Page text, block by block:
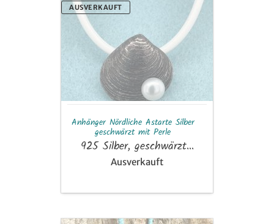
Anhänger
Nördliche
Astarte
Silber
geschwärzt
Perle
AUSVERKAUFT
Anhänger Nördliche Astarte Silber
geschwärzt mit Perle
925 Silber, geschwärzt...
Ausverkauft